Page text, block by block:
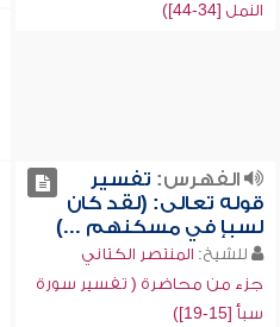
النمل [34-44])
الفهرس: تفسير
قوله تعالى: (لقد كان
لسبإ في مسكنهم ...)
للشيخ: المنتصر الكتاني
جزء من محاضرة ( تفسير سورة
سبأ [15-19])